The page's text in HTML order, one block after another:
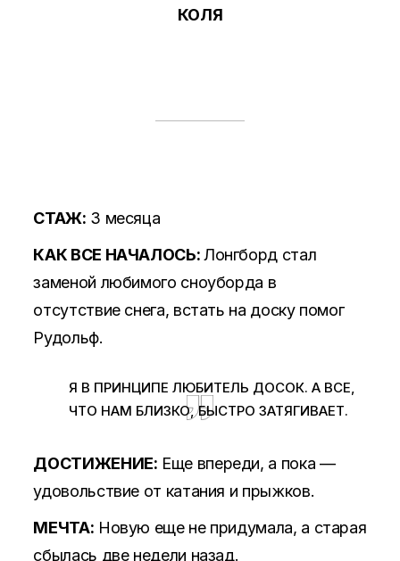
КОЛЯ
СТАЖ: 3 месяца
КАК ВСЕ НАЧАЛОСЬ:Лонгборд стал
заменой любимого сноуборда в
отсутствие снега, встать на доску помог
Рудольф.
Я В ПРИНЦИПЕ ЛЮБИТЕЛЬ ДОСОК. А ВСЕ,
ЧТО НАМ БЛИЗКО, БЫСТРО ЗАТЯГИВАЕТ.
ДОСТИЖЕНИЕ: Еще впереди, а пока —
удовольствие от катания и прыжков.
МЕЧТА: Новую еще не придумала, а старая
сбылась две недели назад.